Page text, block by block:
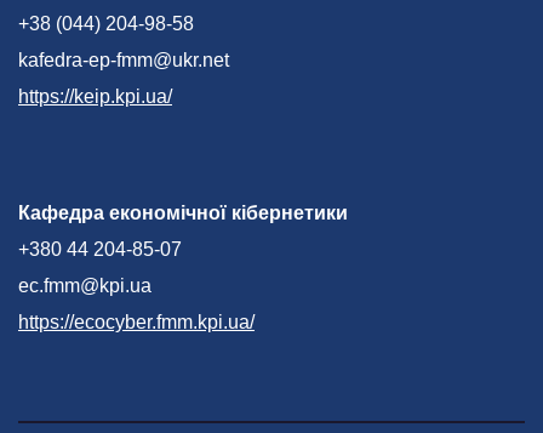
+38 (044) 204-98-58
kafedra-ep-fmm@ukr.net
https://keip.kpi.ua/
Кафедра економічної кібернетики
+380 44 204-85-07
ec.fmm@kpi.ua
https://ecocyber.fmm.kpi.ua/